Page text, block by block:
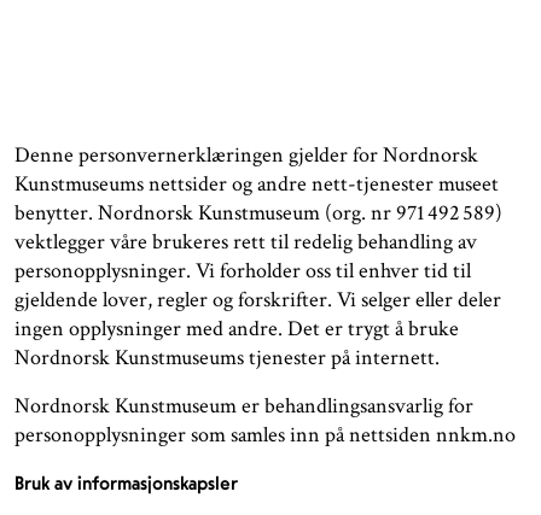
Denne personvernerklæringen gjelder for Nordnorsk
Kunstmuseums nettsider og andre nett-tjenester museet
benytter. Nordnorsk Kunstmuseum (org. nr 971 492 589)
vektlegger våre brukeres rett til redelig behandling av
personopplysninger. Vi forholder oss til enhver tid til
gjeldende lover, regler og forskrifter. Vi selger eller deler
ingen opplysninger med andre. Det er trygt å bruke
Nordnorsk Kunstmuseums tjenester på internett.
Nordnorsk Kunstmuseum er behandlingsansvarlig for
personopplysninger som samles inn på nettsiden nnkm.no
Bruk av informasjonskapsler